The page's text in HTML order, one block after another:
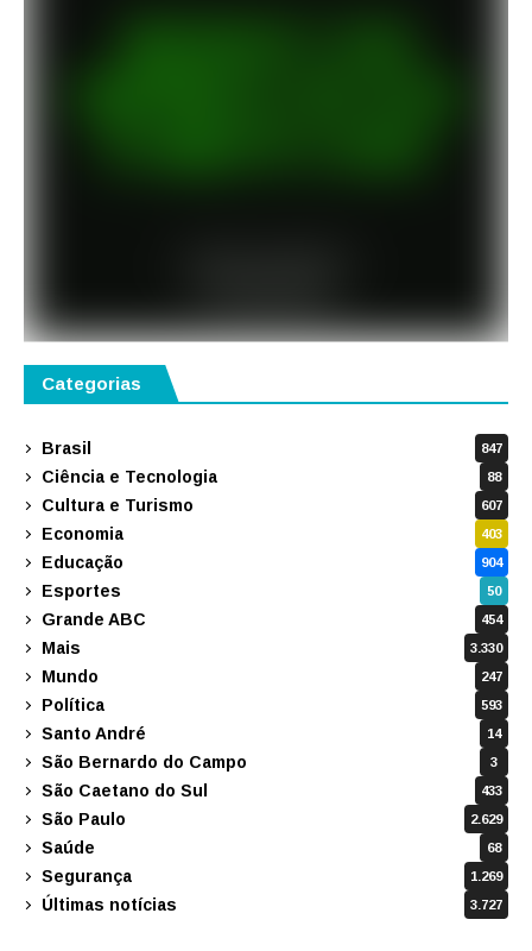
Categorias
Brasil 847
Ciência e Tecnologia 88
Cultura e Turismo 607
Economia 403
Educação 904
Esportes 50
Grande ABC 454
Mais 3.330
Mundo 247
Política 593
Santo André 14
São Bernardo do Campo 3
São Caetano do Sul 433
São Paulo 2.629
Saúde 68
Segurança 1.269
Últimas notícias 3.727